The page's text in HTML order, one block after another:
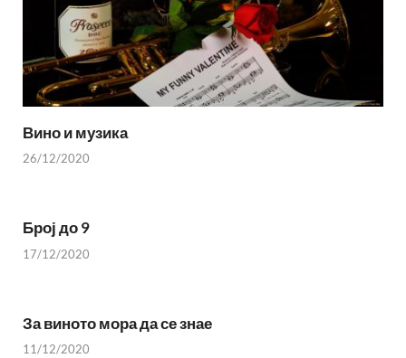
Вино и музика
26/12/2020
Број до 9
17/12/2020
За виното мора да се знае
11/12/2020